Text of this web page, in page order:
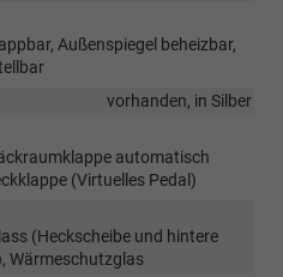
Außenspiegel beheizbar,
vorhanden, in Silber
automatisch
(Virtuelles Pedal)
(Heckscheibe und hintere
Wärmeschutzglas